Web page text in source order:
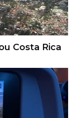
Costa Rica